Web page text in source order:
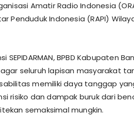
Amatir Radio Indonesia
Penduduk Indonesia (RAPI)
SEPIDARMAN, BPBD Kabupaten
seluruh lapisan masyarakat
memiliki daya tanggap
risiko dan dampak buruk dari
semaksimal mungkin.